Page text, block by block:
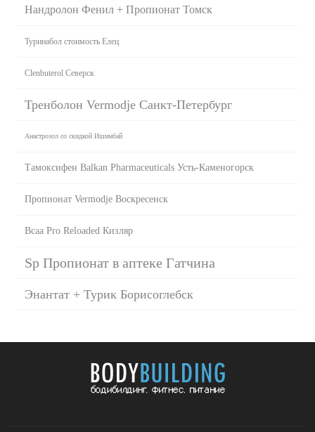
Нандролон Фенил + Пропионат Томск
Туринабол стоимость Елец
Clenbuterol Северск
Тренболон Vermodje Санкт-Петербург
Анастрозол со скидкой Ишимбай
Тамоксифен Balkan Pharmaceuticals Усть-Каменогорск
Пропионат Vermodje Воскресенск
Bcaa Pro Reloaded Кизляр
Sp Пропионат в аптеке Гатчина
Энантат + Турик Борисоглебск